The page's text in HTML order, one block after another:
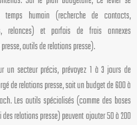
temps humain (recherche de contacts,
relances) et parfois de frais annexes
outils de relations presse).
un secteur précis, prévoyez 1 à 3 jours de
de relations presse, soit un budget de 600 à
Les outils spécialisés (comme des bases
relations presse) peuvent ajouter 50 à 200